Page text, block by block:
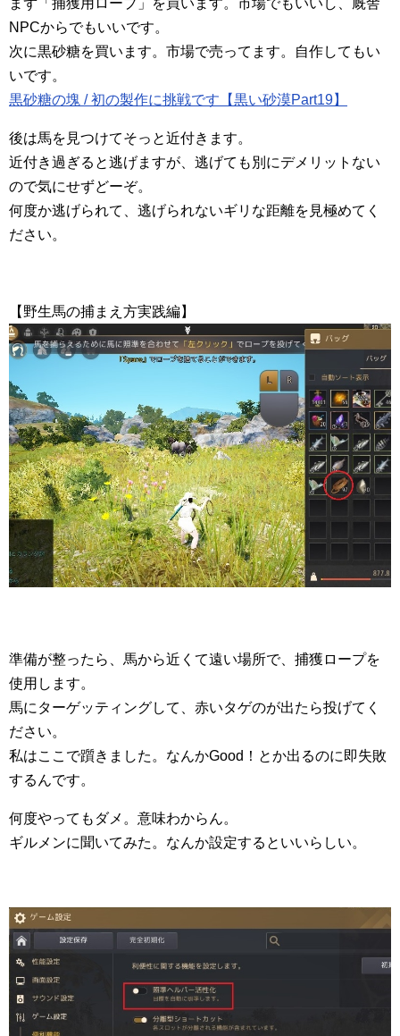
まず「捕獲用ロープ」を買います。市場でもいいし、厩舎
NPCからでもいいです。
次に黒砂糖を買います。市場で売ってます。自作してもい
いです。
黒砂糖の塊 / 初の製作に挑戦です【黒い砂漠Part19】
後は馬を見つけてそっと近付きます。
近付き過ぎると逃げますが、逃げても別にデメリットない
ので気にせずどーぞ。
何度か逃げられて、逃げられないギリな距離を見極めてく
ださい。
【野生馬の捕まえ方実践編】
準備が整ったら、馬から近くて遠い場所で、捕獲ロープを
使用します。
馬にターゲッティングして、赤いタゲのが出たら投げてく
ださい。
私はここで躓きました。なんかGood！とか出るのに即失敗
するんです。
何度やってもダメ。意味わからん。
ギルメンに聞いてみた。なんか設定するといいらしい。